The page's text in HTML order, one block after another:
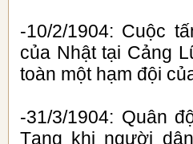
-10/2/1904: Cuộc
của Nhật tại Cảng
toàn một hạm đội
-31/3/1904: Quân
Tạng khi người